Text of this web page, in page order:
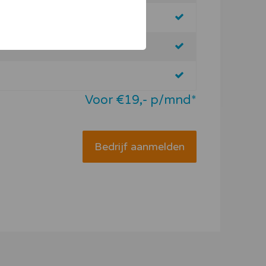
Voor €19,- p/mnd*
Bedrijf aanmelden